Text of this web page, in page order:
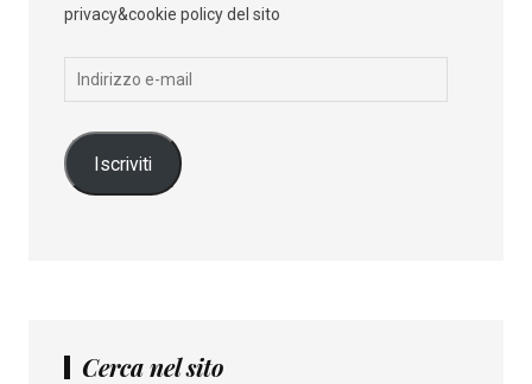
privacy&cookie policy del sito
Indirizzo
Iscriviti
Cerca nel sito